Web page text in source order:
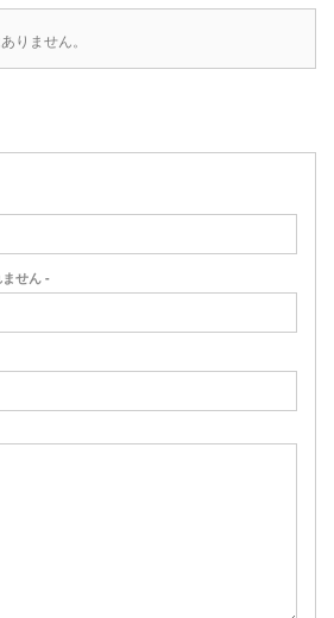
りません。
せん -